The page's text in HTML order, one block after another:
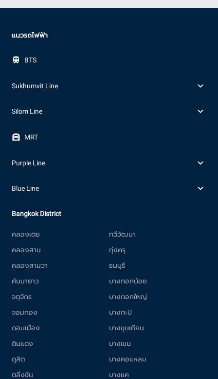
แนวรถไฟฟ้า
BTS
Sukhumvit Line
Silom Line
MRT
Purple Line
Blue Line
Bangkok District
คลองเตย
คลองสาน
คลองสามวา
คันนายาว
จตุจักร
จอมทอง
ดอนเมือง
ดินแดง
ดุสิต
ตลิ่งชัน
ทวีวัฒนา
ทุ่งครุ
ธนบุรี
บางกอกน้อย
บางกอกใหญ่
บางกะปิ
บางขุนเทียน
บางเขน
บางคอแหลม
บางแค